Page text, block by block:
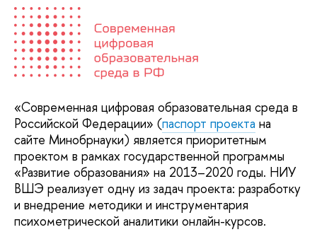
«Современная цифровая образовательная среда в
Российской Федерации» (паспорт проекта на
сайте Минобрнауки) является приоритетным
проектом в рамках государственной программы
«Развитие образования» на 2013–2020 годы. НИУ
ВШЭ реализует одну из задач проекта: разработку
и внедрение методики и инструментария
психометрической аналитики онлайн-курсов.